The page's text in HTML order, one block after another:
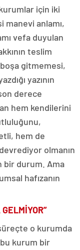
için iki
manevi anlamı,
vefa duyulan
teslim
gitmemesi,
yazının
derece
hem kendilerini
hem de
olmanın
bir durum. Ama
hafızanın
o kurumda
kurum bir